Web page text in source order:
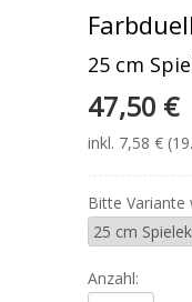
Farbduell
25 cm
47,50 €
inkl. 7,58 €
Bitte Variante
Anzahl: